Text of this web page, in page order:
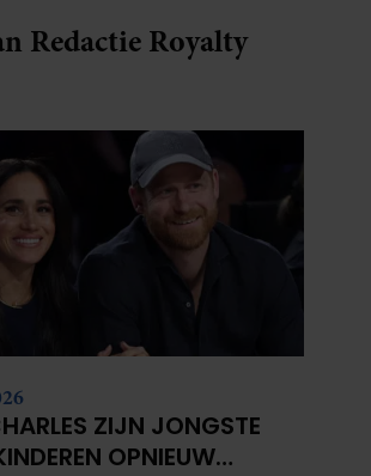
Redactie Royalty
ZIJN JONGSTE
OPNIEUW